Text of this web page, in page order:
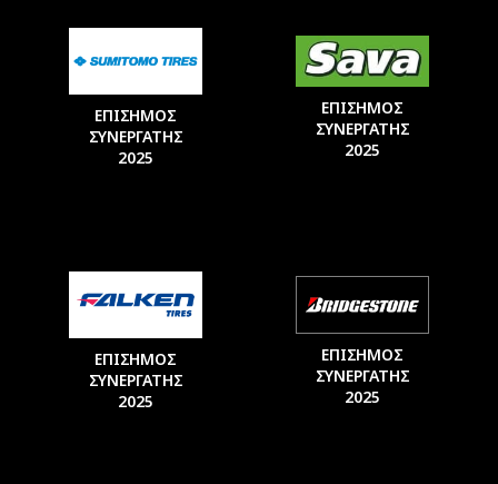
ΕΠΙΣΗΜΟΣ
ΣΥΝΕΡΓΑΤΗΣ
2025
ΕΠΙΣΗΜΟΣ
ΣΥΝΕΡΓΑΤΗΣ
2025
ΕΠΙΣΗΜΟΣ
ΣΥΝΕΡΓΑΤΗΣ
2025
ΕΠΙΣΗΜΟΣ
ΣΥΝΕΡΓΑΤΗΣ
2025